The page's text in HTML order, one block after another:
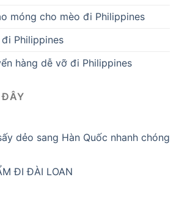
móng cho mèo đi Philippines
Philippines
hàng dễ vỡ đi Philippines
ĐÂY
dẻo sang Hàn Quốc nhanh chóng
ĐI ĐÀI LOAN